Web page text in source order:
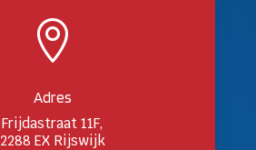

Adres
Frijdastraat 11F,
2288 EX Rijswijk